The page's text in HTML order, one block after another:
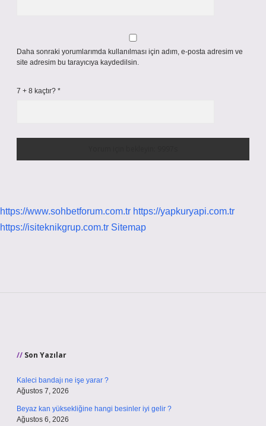
Daha sonraki yorumlarımda kullanılması için adım, e-posta adresim ve
site adresim bu tarayıcıya kaydedilsin.
7 + 8 kaçtır? *
https://www.sohbetforum.com.tr https://yapkuryapi.com.tr
https://isiteknikgrup.com.tr Sitemap
Son Yazılar
Kaleci bandajı ne işe yarar ?
Ağustos 7, 2026
Beyaz kan yüksekliğine hangi besinler iyi gelir ?
Ağustos 6, 2026